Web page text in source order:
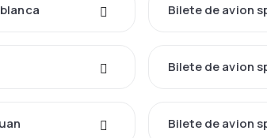
Bilete de avion
Bilete de avion
Bilete de avion